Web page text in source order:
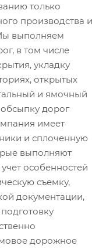
только
производства и
выполняем
в том числе
укладку
открытых
и ямочный
дорог
имеет
и сплоченную
выполняют
особенностей
съемку,
документации,
дорожное